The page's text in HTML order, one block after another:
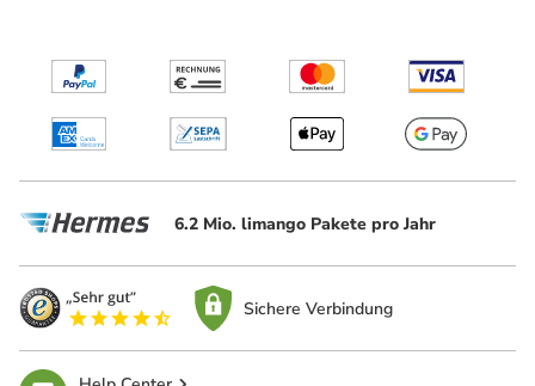
6.2 Mio. limango Pakete pro Jahr
Sichere Verbindung